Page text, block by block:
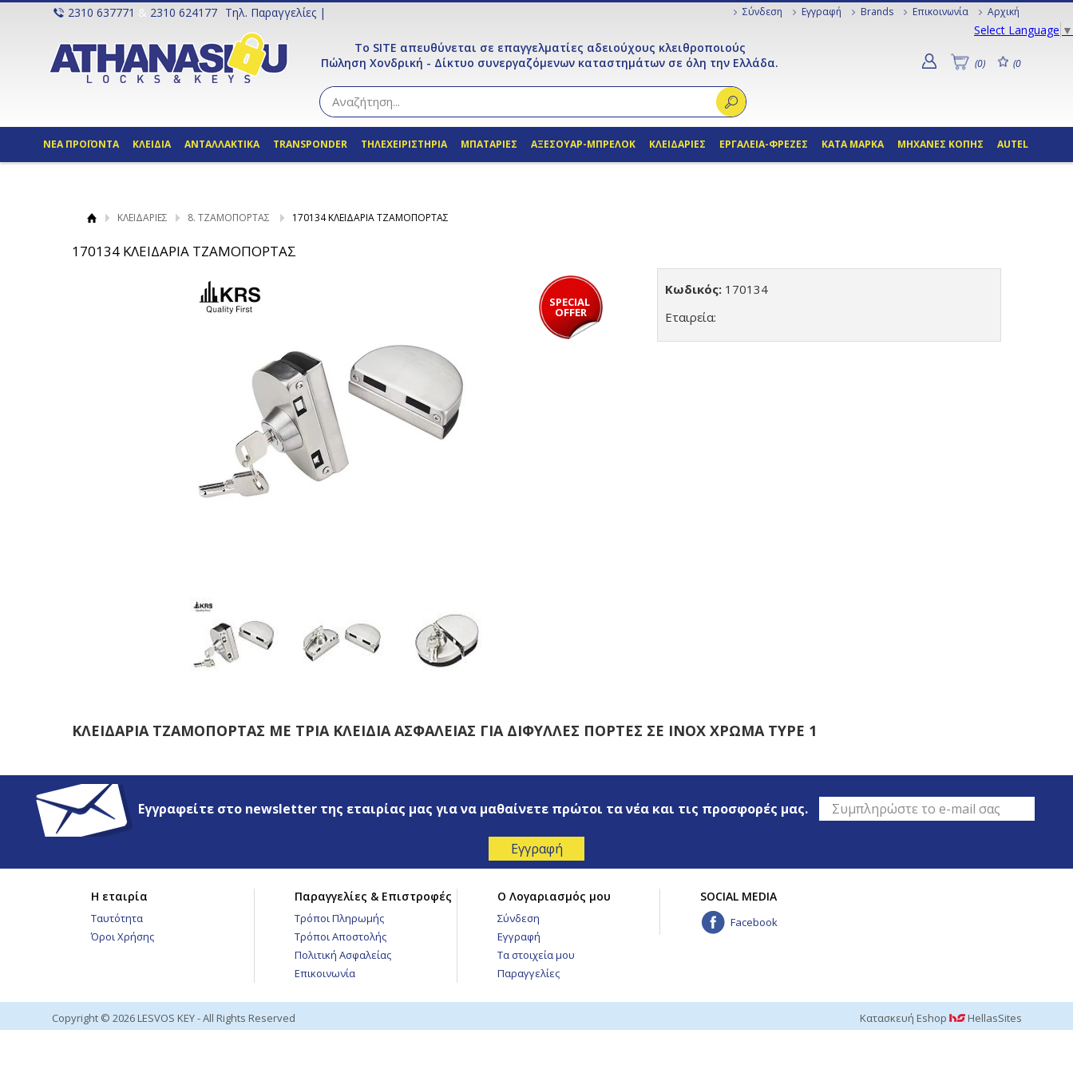
2310 637771 & 2310 624177 Τηλ. Παραγγελίες | Σύνδεση Εγγραφή Brands Επικοινωνία Αρχική
Select Language ▼
(0) (0
Το SITE απευθύνεται σε επαγγελματίες αδειούχους κλειθροποιούς
Πώληση Χονδρική - Δίκτυο συνεργαζόμενων καταστημάτων σε όλη την Ελλάδα.
ΝΕΑ ΠΡΟΪΟΝΤΑ ΚΛΕΙΔΙΑ ΑΝΤΑΛΛΑΚΤΙΚΑ TRANSPONDER ΤΗΛΕΧΕΙΡΙΣΤΗΡΙΑ ΜΠΑΤΑΡΙΕΣ ΑΞΕΣΟΥΑΡ-ΜΠΡΕΛΟΚ ΚΛΕΙΔΑΡΙΕΣ ΕΡΓΑΛΕΙΑ-ΦΡΕΖΕΣ ΚΑΤΑ ΜΑΡΚΑ ΜΗΧΑΝΕΣ ΚΟΠΗΣ AUTEL
ΚΛΕΙΔΑΡΙΕΣ 8. ΤΖΑΜΟΠΟΡΤΑΣ 170134 ΚΛΕΙΔΑΡΙΑ ΤΖΑΜΟΠΟΡΤΑΣ
170134 ΚΛΕΙΔΑΡΙΑ ΤΖΑΜΟΠΟΡΤΑΣ
SPECIAL
OFFER
Κωδικός: 170134
Εταιρεία:
ΚΛΕΙΔΑΡΙΑ ΤΖΑΜΟΠΟΡΤΑΣ ΜΕ ΤΡΙΑ ΚΛΕΙΔΙΑ ΑΣΦΑΛΕΙΑΣ ΓΙΑ ΔΙΦΥΛΛΕΣ ΠΟΡΤΕΣ ΣΕ INOX ΧΡΩΜΑ TYPE 1
Εγγραφείτε στο newsletter της εταιρίας μας για να μαθαίνετε πρώτοι τα νέα και τις προσφορές μας.
Η εταιρία
Ταυτότητα
Όροι Χρήσης
Παραγγελίες & Επιστροφές
Τρόποι Πληρωμής
Τρόποι Αποστολής
Πολιτική Ασφαλείας
Επικοινωνία
Ο Λογαριασμός μου
Σύνδεση
Εγγραφή
Τα στοιχεία μου
Παραγγελίες
SOCIAL MEDIA
Facebook
Copyright © 2026 LESVOS KEY - All Rights Reserved Κατασκευή Eshop HellasSites